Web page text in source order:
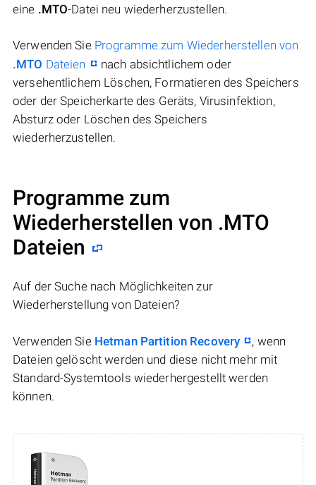
eine .MTO-Datei neu wiederherzustellen.
Verwenden Sie Programme zum Wiederherstellen von
.MTO Dateien
nach absichtlichem oder
versehentlichem Löschen, Formatieren des Speichers
oder der Speicherkarte des Geräts, Virusinfektion,
Absturz oder Löschen des Speichers
wiederherzustellen.
Programme zum
Wiederherstellen von .MTO
Dateien
Auf der Suche nach Möglichkeiten zur
Wiederherstellung von Dateien?
Verwenden Sie Hetman Partition Recovery
, wenn
Dateien gelöscht werden und diese nicht mehr mit
Standard-Systemtools wiederhergestellt werden
können.